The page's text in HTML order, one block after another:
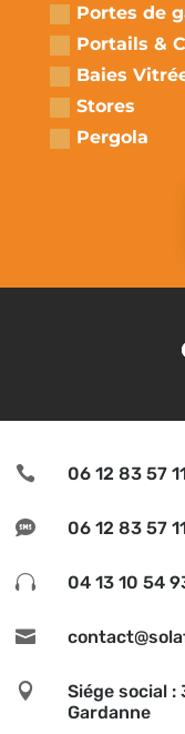
Portes de
Portails &
Baies
Stores
Pergola
 06 12 83 57
 06 12 83 57
 04 13 10 54


Siége social :
Gardanne